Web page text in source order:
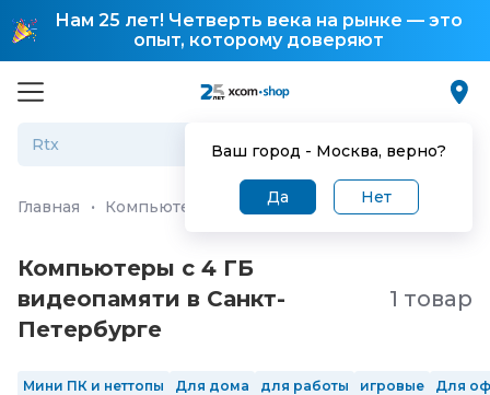
Нам 25 лет! Четверть века на рынке — это
опыт, которому доверяют
Ваш город - Москва, верно?
Да Нет
Главная · Компьютеры и ноутбуки Персональные
Компьютеры с 4 ГБ
видеопамяти в Санкт-
Петербургe
1 товар
Мини ПК и неттопы Для дома для работы игровые Для